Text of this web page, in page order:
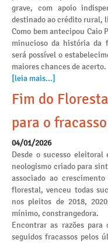
grave, com apoio
destinado ao crédito rural,
Como bem antecipou Caio
minucioso da história da
será possível o
maiores chances de acerto.
[leia mais...]
Fim do
para o fracasso
04/01/2026
Desde o sucesso
neologismo criado para
associado ao
florestal, venceu todas
nos pleitos de 2018,
mínimo, constrangedora.
Encontrar as razões
seguidos fracassos pelos